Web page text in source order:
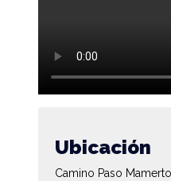
Ubicación
Camino Paso